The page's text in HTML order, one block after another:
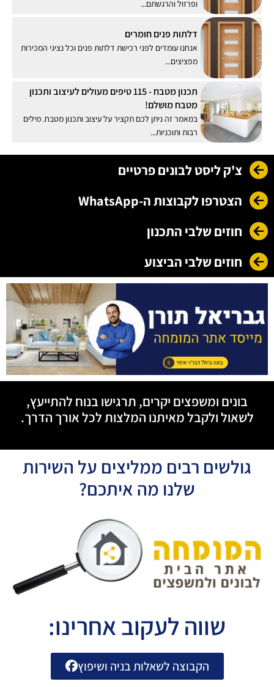
ופרזול והרגשתם...
דלתות פנים חומרים
אנחנו עומדים לפני רכישת דלתות פנים וכל נציגי המכירות
מפציצים...
תכנון מטבח - 115 טיפים מעולים לעיצוב ותכנון
מטבח מושלם!
במאמר זה ניתן לכם תקציר על עיצוב ותכנון מטבח. מילים
רבות ותוכניות...
צ'ק ליסט לבונים פרטיים
הצטרפו לקבוצות ה-WhatsApp
חוזים שלבי התכנון
חוזים שלבי הביצוע
בונים ומשפצים יקרים, תרגישו בנוח להתייעץ,
לשאול ולקבל מאיתנו המלצות לכל אורך הדרך.
גולשים רבים ממליצים על השירות
שלנו מה איתכם?
שווה לעקוב אחרינו:
הקבוצה לשאלות בניה ושיפוץ